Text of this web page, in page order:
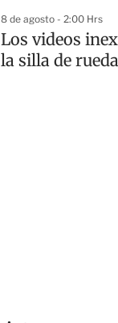
8 de agosto - 2:00 Hrs
Los videos
la silla de